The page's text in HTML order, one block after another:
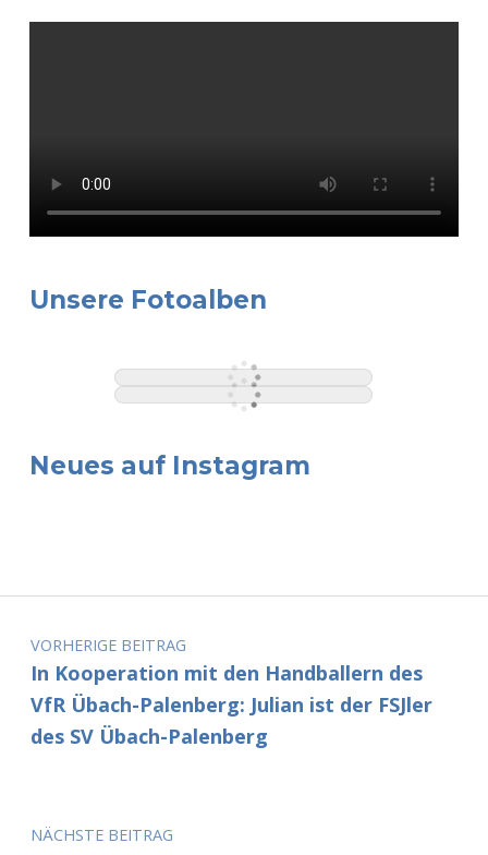
Unsere Fotoalben
Neues auf Instagram
Beitragsnavigation
VORHERIGE BEITRAG
In Kooperation mit den Handballern des
VfR Übach-Palenberg: Julian ist der FSJler
des SV Übach-Palenberg
NÄCHSTE BEITRAG